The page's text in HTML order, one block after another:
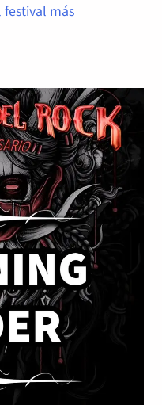
festival más